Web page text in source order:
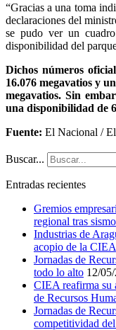
“Gracias a una toma
declaraciones del
se pudo ver un
disponibilidad del
Dichos números
16.076 megavatios y
megavatios. Sin
una disponibilidad de
Fuente: El Nacional /
Buscar...
Entradas recientes
Gremios
regional tras
Industrias de
acopio de la CIEA
Jornadas de
todo lo alto 12/
CIEA reafirma su
de Recursos
Jornadas de
competitividad